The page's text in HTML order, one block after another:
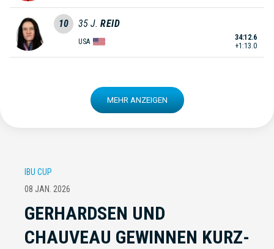
10 35 J. REID
USA
34:12.6
+1:13.0
MEHR ANZEIGEN
IBU CUP
08 JAN. 2026
GERHARDSEN UND
CHAUVEAU GEWINNEN KURZ-